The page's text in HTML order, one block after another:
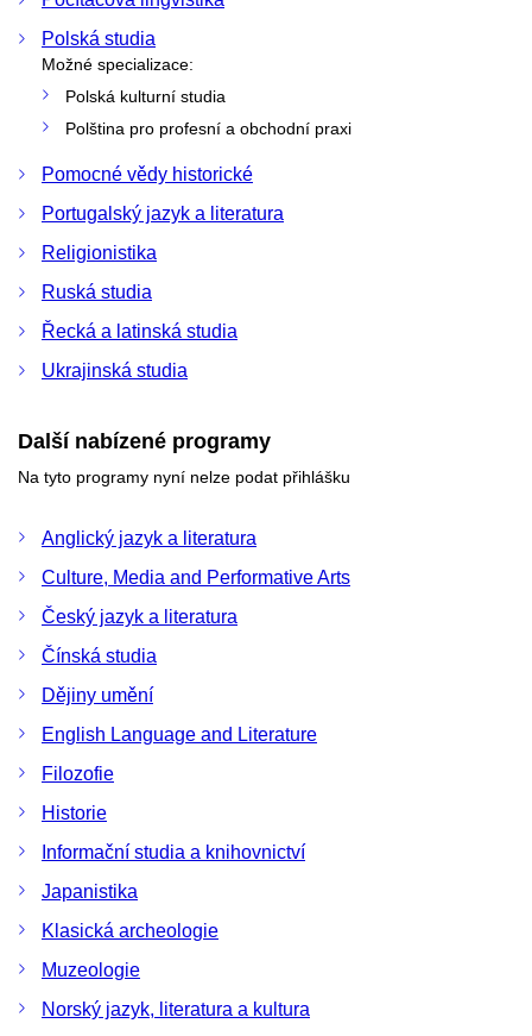
Polská studia
Možné specializace:
Polská kulturní studia
Polština pro profesní a obchodní praxi
Pomocné vědy historické
Portugalský jazyk a literatura
Religionistika
Ruská studia
Řecká a latinská studia
Ukrajinská studia
Další nabízené programy
Na tyto programy nyní nelze podat přihlášku
Anglický jazyk a literatura
Culture, Media and Performative Arts
Český jazyk a literatura
Čínská studia
Dějiny umění
English Language and Literature
Filozofie
Historie
Informační studia a knihovnictví
Japanistika
Klasická archeologie
Muzeologie
Norský jazyk, literatura a kultura